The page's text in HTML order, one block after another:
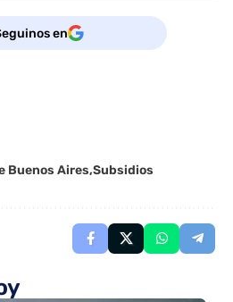
en
Buenos Aires Subsidios